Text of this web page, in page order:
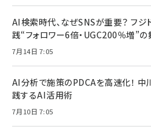
AI検索時代、なぜSNSが重要？ フジ
践“フォロワー6倍・UGC200％増”
7月14日 7:05
AI分析で施策のPDCAを高速化！
践するAI活用術
7月10日 7:05